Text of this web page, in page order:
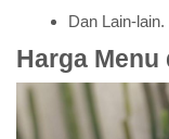
Dan Lain-lain.
Harga